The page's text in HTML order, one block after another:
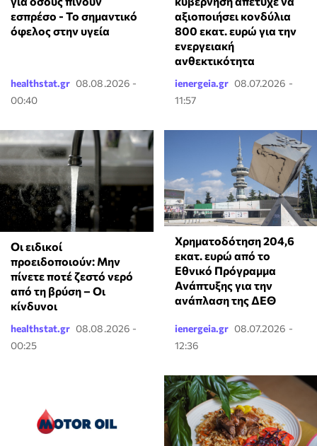
εσπρέσο - Το σημαντικό
όφελος στην υγεία
healthstat.gr 08.08.2026 -
00:40
αξιοποιήσει κονδύλια
800 εκατ. ευρώ για την
ενεργειακή
ανθεκτικότητα
ienergeia.gr 08.07.2026 -
11:57
Οι ειδικοί
προειδοποιούν: Μην
πίνετε ποτέ ζεστό νερό
από τη βρύση – Οι
κίνδυνοι
healthstat.gr 08.08.2026 -
00:25
Χρηματοδότηση 204,6
εκατ. ευρώ από το
Εθνικό Πρόγραμμα
Ανάπτυξης για την
ανάπλαση της ΔΕΘ
ienergeia.gr 08.07.2026 -
12:36